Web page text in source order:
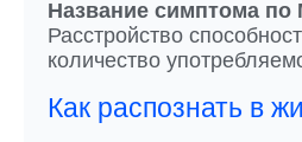
Название симптома по
Расстройство
количество
Как распознать в